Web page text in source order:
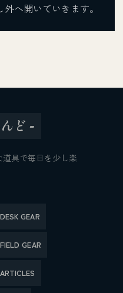
へ開いていきます。
ど -
具で毎日を少し楽
DESK GEAR
FIELD GEAR
ARTICLES